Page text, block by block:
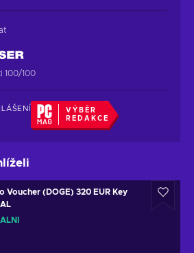
100/100
VÝBĚR
REDAKCE
Voucher (DOGE) 320 EUR Key